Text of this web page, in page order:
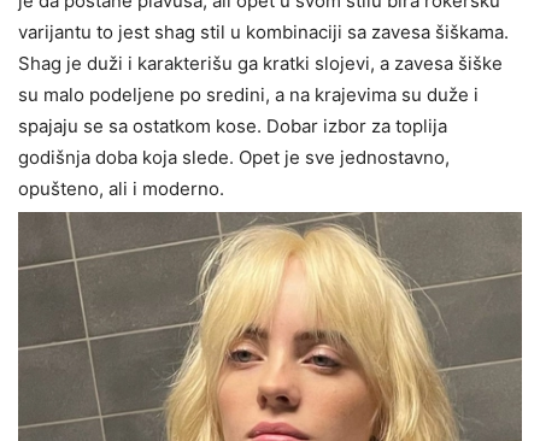
varijantu to jest shag stil u kombinaciji sa zavesa šiškama.
Shag je duži i karakterišu ga kratki slojevi, a zavesa šiške
su malo podeljene po sredini, a na krajevima su duže i
spajaju se sa ostatkom kose. Dobar izbor za toplija
godišnja doba koja slede. Opet je sve jednostavno,
opušteno, ali i moderno.